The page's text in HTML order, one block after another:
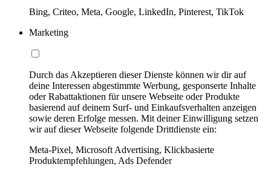
Bing, Criteo, Meta, Google, LinkedIn, Pinterest, TikTok
Marketing
Durch das Akzeptieren dieser Dienste können wir dir auf
deine Interessen abgestimmte Werbung, gesponserte Inhalte
oder Rabattaktionen für unsere Webseite oder Produkte
basierend auf deinem Surf- und Einkaufsverhalten anzeigen
sowie deren Erfolge messen. Mit deiner Einwilligung setzen
wir auf dieser Webseite folgende Drittdienste ein:
Meta-Pixel, Microsoft Advertising, Klickbasierte
Produktempfehlungen, Ads Defender